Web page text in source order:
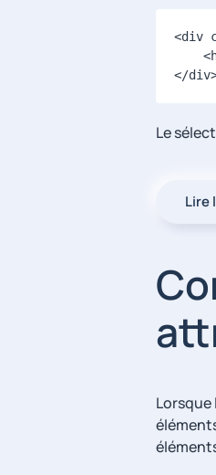
<div
<
</div
Le
Lire
Lorsque